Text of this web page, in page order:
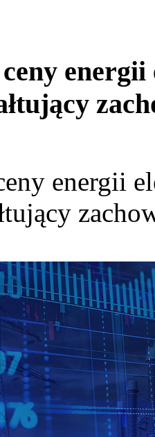
energii